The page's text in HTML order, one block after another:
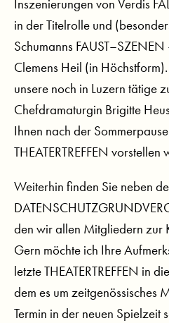
Inszenierungen von Verdis
in der Titelrolle und
Schumanns
Clemens Heil (in
unsere noch in Luzern tätige
Chefdramaturgin Brigitte
Ihnen nach der
THEATERTREFFEN vorstellen
Weiterhin finden Sie neben
den wir allen Mitgliedern zur
Gern möchte ich Ihre
letzte THEATERTREFFEN in
dem es um zeitgenössisches
Termin in der neuen Spielzeit